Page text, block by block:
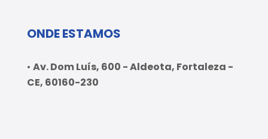
ONDE ESTAMOS
• Av. Dom Luís, 600 - Aldeota, Fortaleza -
CE, 60160-230